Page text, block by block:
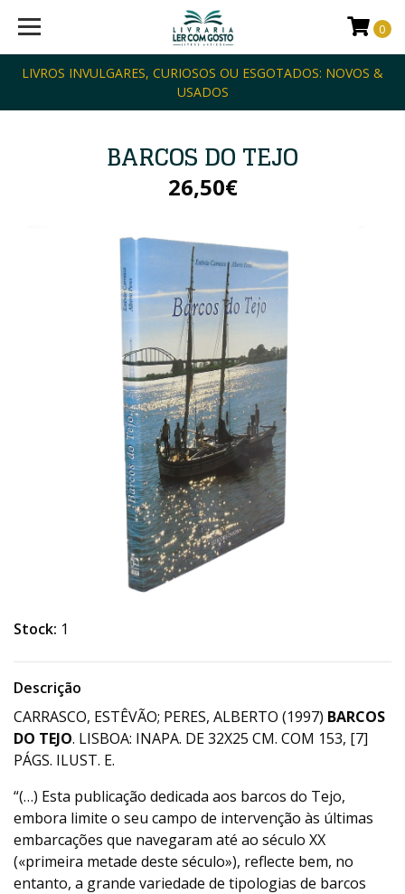
LIVROS INVULGARES, CURIOSOS OU ESGOTADOS: NOVOS &
USADOS
0
BARCOS DO TEJO
26,50€
Stock: 1
Descrição
CARRASCO, ESTÊVÃO; PERES, ALBERTO (1997) BARCOS
DO TEJO. LISBOA: INAPA. DE 32X25 CM. COM 153, [7]
PÁGS. ILUST. E.
“(…) Esta publicação dedicada aos barcos do Tejo,
embora limite o seu campo de intervenção às últimas
embarcações que navegaram até ao século XX
(«primeira metade deste século»), reflecte bem, no
entanto, a grande variedade de tipologias de barcos